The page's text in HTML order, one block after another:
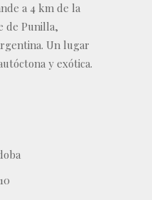
a 4 km de la
de Punilla,
Un lugar
y exótica.